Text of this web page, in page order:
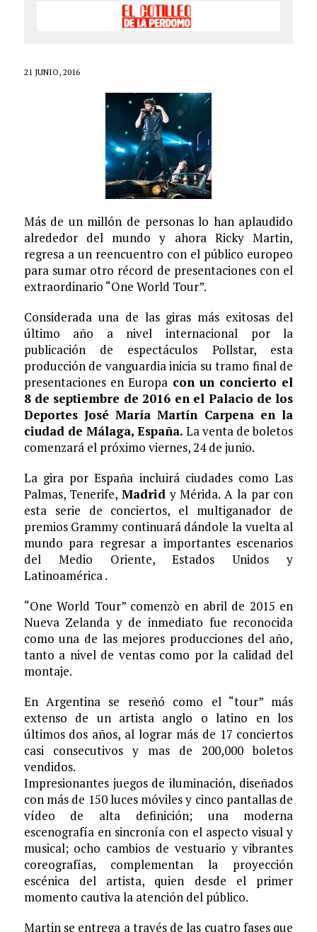
21 JUNIO, 2016
Más de un millón de personas lo han aplaudido
alrededor del mundo y ahora Ricky Martin,
regresa a un reencuentro con el público europeo
para sumar otro récord de presentaciones con el
extraordinario “One World Tour”.
Considerada una de las giras más exitosas del
último año a nivel internacional por la
publicación de espectáculos Pollstar, esta
producción de vanguardia inicia su tramo final de
presentaciones en Europa con un concierto el
8 de septiembre de 2016 en el Palacio de los
Deportes José María Martín Carpena en la
ciudad de Málaga, España. La venta de boletos
comenzará el próximo viernes, 24 de junio.
La gira por España incluirá ciudades como Las
Palmas, Tenerife,Madrid y Mérida. A la par con
esta serie de conciertos, el multiganador de
premios Grammy continuará dándole la vuelta al
mundo para regresar a importantes escenarios
del Medio Oriente, Estados Unidos y
Latinoamérica .
“One World Tour” comenzò en abril de 2015 en
Nueva Zelanda y de inmediato fue reconocida
como una de las mejores producciones del año,
tanto a nivel de ventas como por la calidad del
montaje.
En Argentina se reseñó como el “tour” más
extenso de un artista anglo o latino en los
últimos dos años, al lograr más de 17 conciertos
casi consecutivos y mas de 200,000 boletos
vendidos.
Impresionantes juegos de iluminación, diseñados
con más de 150 luces móviles y cinco pantallas de
vídeo de alta definición; una moderna
escenografía en sincronía con el aspecto visual y
musical; ocho cambios de vestuario y vibrantes
coreografías, complementan la proyección
escénica del artista, quien desde el primer
momento cautiva la atención del público.
Martin se entrega a través de las cuatro fases que